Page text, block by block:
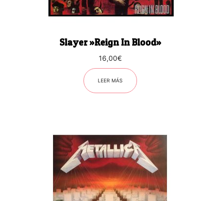
Slayer ‎»Reign In Blood»
16,00€
LEER MÁS